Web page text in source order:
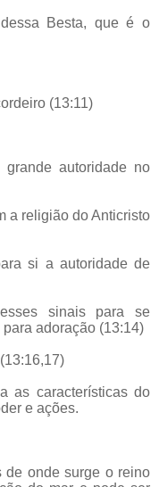
Besta, que é o
(13:11)
autoridade no
a religião do Anticristo
si a autoridade de
sinais para se
adoração (13:14)
as características do
e ações.
de onde surge o reino